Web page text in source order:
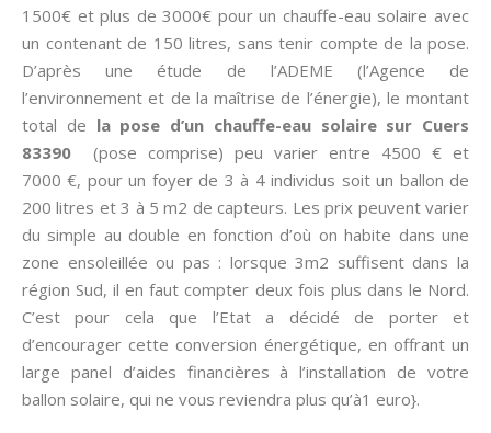
1500€ et plus de 3000€ pour un chauffe-eau solaire avec
un contenant de 150 litres, sans tenir compte de la pose.
D’après une étude de l’ADEME (l’Agence de
l’environnement et de la maîtrise de l’énergie), le montant
total de la pose d’un chauffe-eau solaire sur Cuers
83390 (pose comprise) peu varier entre 4500 € et
7000 €, pour un foyer de 3 à 4 individus soit un ballon de
200 litres et 3 à 5 m2 de capteurs. Les prix peuvent varier
du simple au double en fonction d’où on habite dans une
zone ensoleillée ou pas : lorsque 3m2 suffisent dans la
région Sud, il en faut compter deux fois plus dans le Nord.
C’est pour cela que l’Etat a décidé de porter et
d’encourager cette conversion énergétique, en offrant un
large panel d’aides financières à l’installation de votre
ballon solaire, qui ne vous reviendra plus qu’à1 euro}.